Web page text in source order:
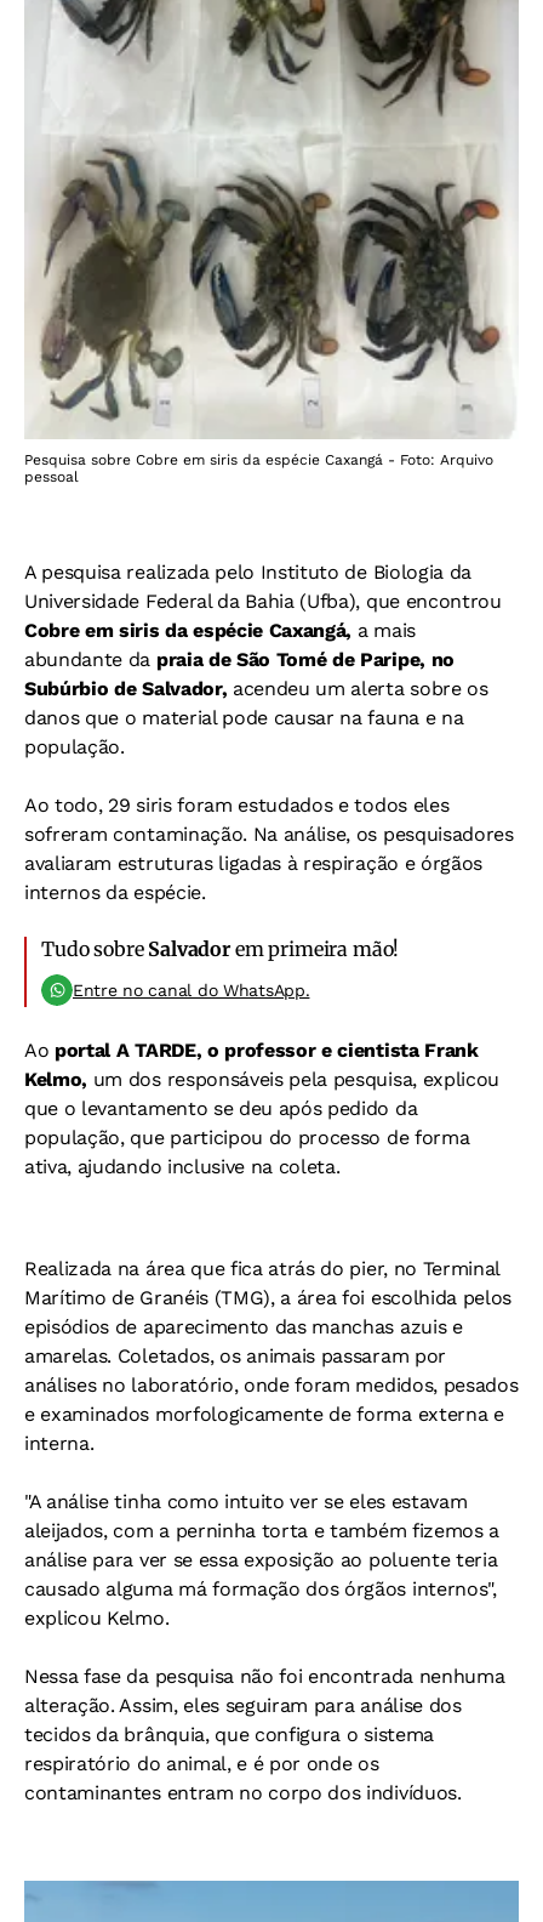
Pesquisa sobre Cobre em siris da espécie Caxangá - Foto: Arquivo
pessoal
A pesquisa realizada pelo Instituto de Biologia da
Universidade Federal da Bahia (Ufba), que encontrou
Cobre em siris da espécie Caxangá, a mais
abundante da praia de São Tomé de Paripe, no
Subúrbio de Salvador, acendeu um alerta sobre os
danos que o material pode causar na fauna e na
população.
Ao todo, 29 siris foram estudados e todos eles
sofreram contaminação. Na análise, os pesquisadores
avaliaram estruturas ligadas à respiração e órgãos
internos da espécie.
Tudo sobre Salvadorem primeira mão!
Entre no canal do WhatsApp.
Ao portal A TARDE, o professor e cientista Frank
Kelmo, um dos responsáveis pela pesquisa, explicou
que o levantamento se deu após pedido da
população, que participou do processo de forma
ativa, ajudando inclusive na coleta.
Realizada na área que fica atrás do pier, no Terminal
Marítimo de Granéis (TMG), a área foi escolhida pelos
episódios de aparecimento das manchas azuis e
amarelas. Coletados, os animais passaram por
análises no laboratório, onde foram medidos, pesados
e examinados morfologicamente de forma externa e
interna.
"A análise tinha como intuito ver se eles estavam
aleijados, com a perninha torta e também fizemos a
análise para ver se essa exposição ao poluente teria
causado alguma má formação dos órgãos internos",
explicou Kelmo.
Nessa fase da pesquisa não foi encontrada nenhuma
alteração. Assim, eles seguiram para análise dos
tecidos da brânquia, que configura o sistema
respiratório do animal, e é por onde os
contaminantes entram no corpo dos indivíduos.